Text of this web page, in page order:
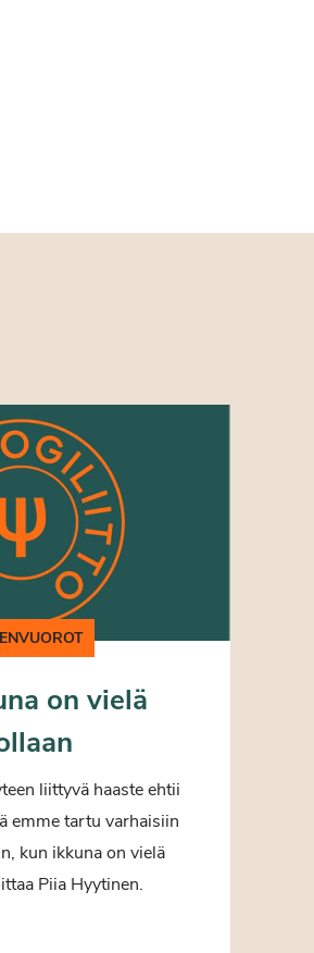
on vielä
liittyvä haaste ehtii
emme tartu varhaisiin
kun ikkuna on vielä
Piia Hyytinen.